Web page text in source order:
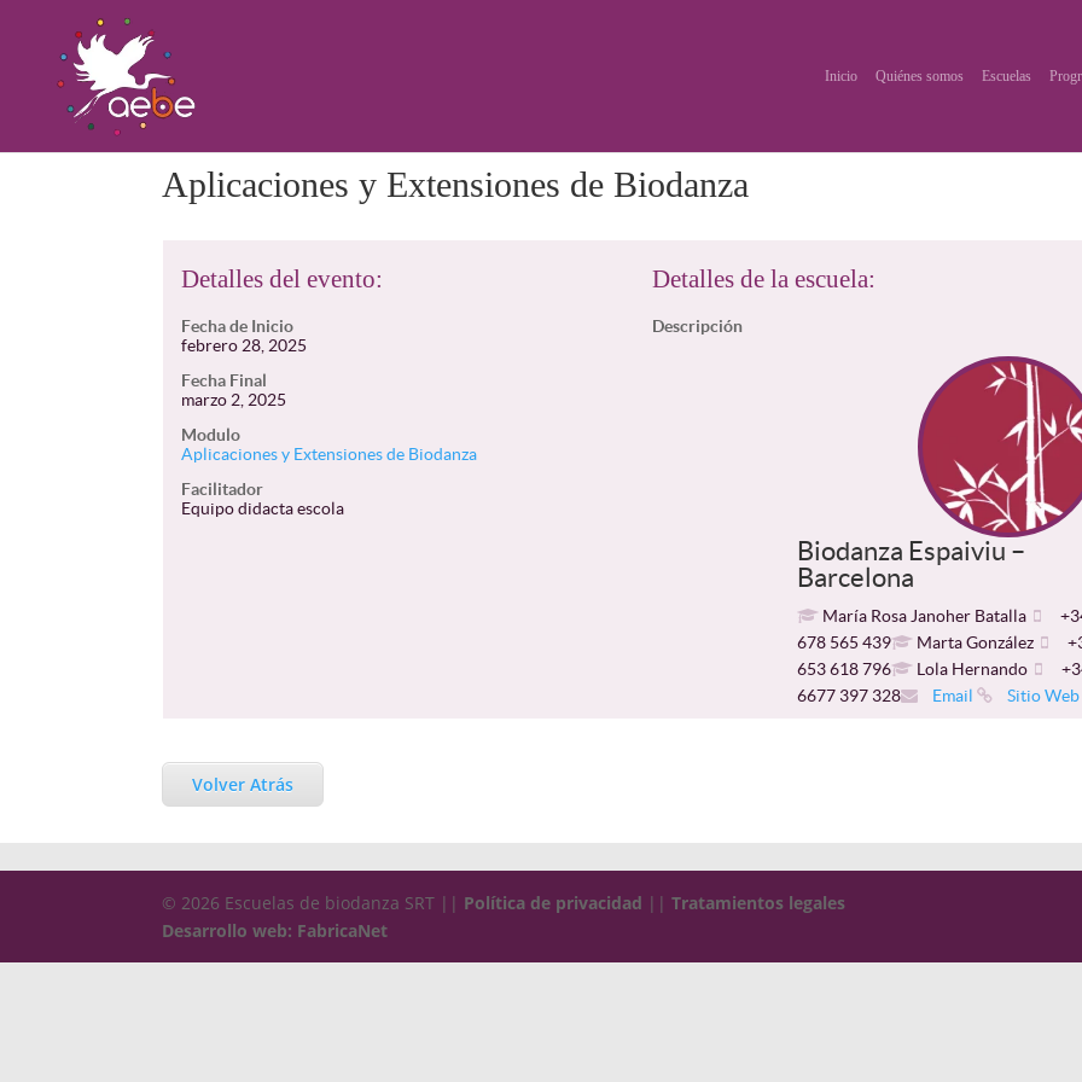
Inicio Quiénes somos Escuelas
Aplicaciones y Extensiones de Biodanza
Detalles del evento:
Fecha de Inicio
febrero 28, 2025
Fecha Final
marzo 2, 2025
Modulo
Aplicaciones y Extensiones de Biodanza
Facilitador
Equipo didacta escola
Detalles de la escuela:
Descripción
Biodanza Espaiviu –
Barcelona
María Rosa Janoher Batalla
678 565 439
Marta González
653 618 796
Lola Hernando
6677 397 328
Email Sitio Web
Volver Atrás
© 2026 Escuelas de biodanza SRT || Política de privacidad ||Tratamientos legales
Desarrollo web: FabricaNet